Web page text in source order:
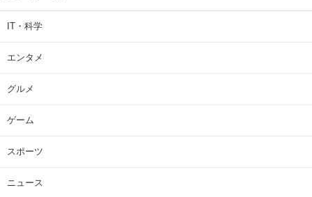
IT・科学
エンタメ
グルメ
ゲーム
スポーツ
ニュース